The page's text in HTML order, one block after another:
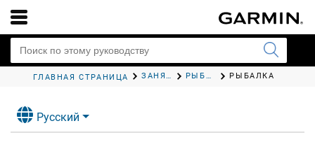
ГЛАВНАЯ СТРАНИЦА ЗАНЯТИЯ НА ВОДЕ РЫБНАЯ ЛОВЛЯ РЫБАЛКА
Русский